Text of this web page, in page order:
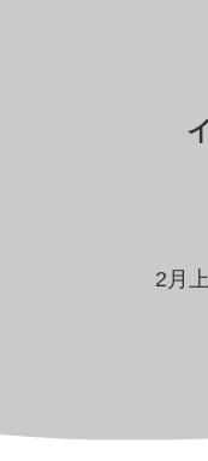
2月